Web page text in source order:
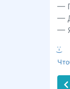
—
—
—
:-)